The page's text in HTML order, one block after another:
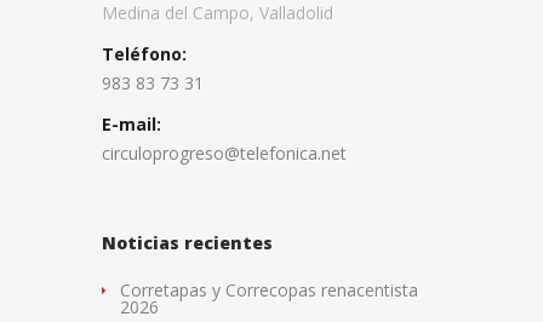
Medina del Campo, Valladolid
Teléfono:
983 83 73 31
E-mail:
circuloprogreso@telefonica.net
Noticias recientes
Corretapas y Correcopas renacentista
2026